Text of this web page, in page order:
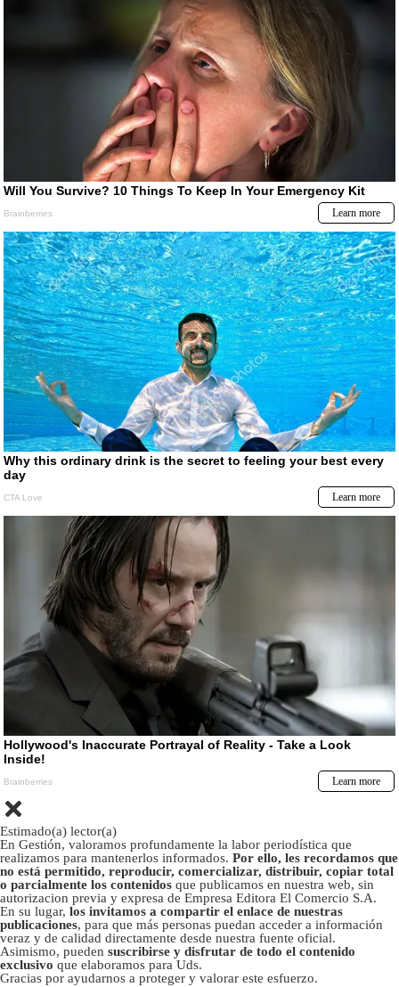
Estimado(a) lector(a)
En Gestión, valoramos profundamente la labor periodística que
realizamos para mantenerlos informados. Por ello, les recordamos que
no está permitido, reproducir, comercializar, distribuir, copiar total
o parcialmente los contenidos que publicamos en nuestra web, sin
autorizacion previa y expresa de Empresa Editora El Comercio S.A.
En su lugar, los invitamos a compartir el enlace de nuestras
publicaciones, para que más personas puedan acceder a información
veraz y de calidad directamente desde nuestra fuente oficial.
Asimismo, pueden suscribirse y disfrutar de todo el contenido
exclusivo que elaboramos para Uds.
Gracias por ayudarnos a proteger y valorar este esfuerzo.